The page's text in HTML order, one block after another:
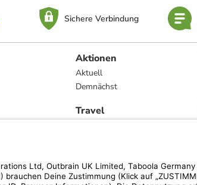
Sichere Verbindung
Aktionen
Aktuell
Demnächst
Travel